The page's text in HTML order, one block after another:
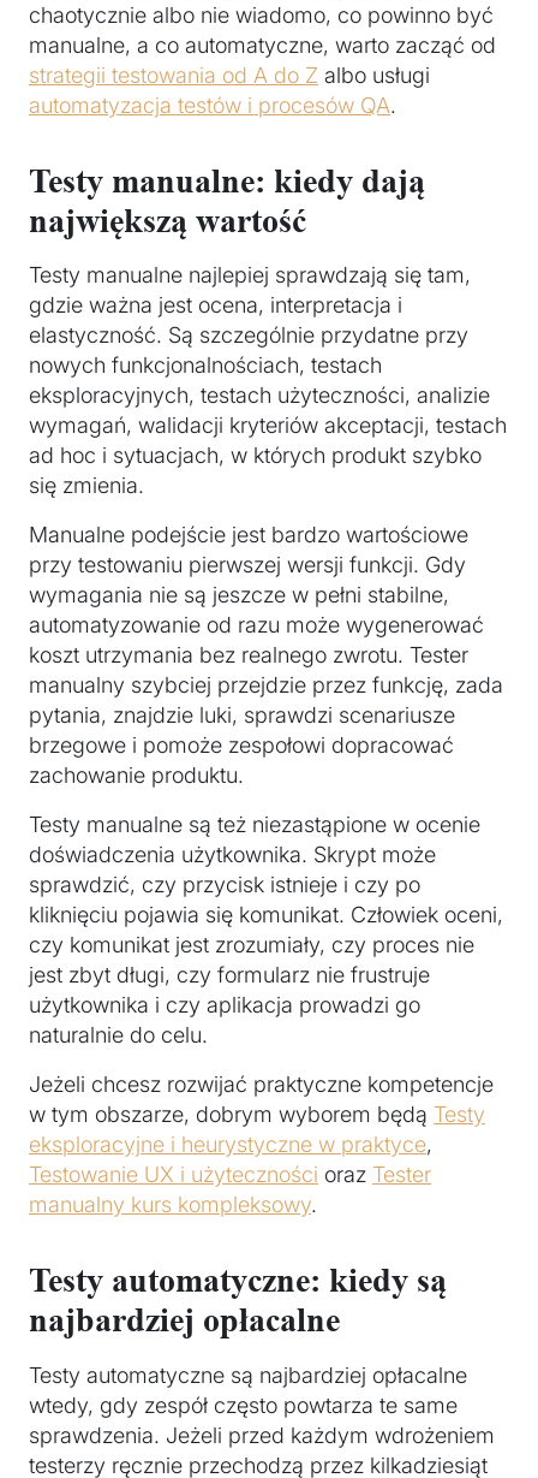
chaotycznie albo nie wiadomo, co powinno być
manualne, a co automatyczne, warto zacząć od
strategii testowania od A do Z albo usługi
automatyzacja testów i procesów QA.
Testy manualne: kiedy dają
największą wartość
Testy manualne najlepiej sprawdzają się tam,
gdzie ważna jest ocena, interpretacja i
elastyczność. Są szczególnie przydatne przy
nowych funkcjonalnościach, testach
eksploracyjnych, testach użyteczności, analizie
wymagań, walidacji kryteriów akceptacji, testach
ad hoc i sytuacjach, w których produkt szybko
się zmienia.
Manualne podejście jest bardzo wartościowe
przy testowaniu pierwszej wersji funkcji. Gdy
wymagania nie są jeszcze w pełni stabilne,
automatyzowanie od razu może wygenerować
koszt utrzymania bez realnego zwrotu. Tester
manualny szybciej przejdzie przez funkcję, zada
pytania, znajdzie luki, sprawdzi scenariusze
brzegowe i pomoże zespołowi dopracować
zachowanie produktu.
Testy manualne są też niezastąpione w ocenie
doświadczenia użytkownika. Skrypt może
sprawdzić, czy przycisk istnieje i czy po
kliknięciu pojawia się komunikat. Człowiek oceni,
czy komunikat jest zrozumiały, czy proces nie
jest zbyt długi, czy formularz nie frustruje
użytkownika i czy aplikacja prowadzi go
naturalnie do celu.
Jeżeli chcesz rozwijać praktyczne kompetencje
w tym obszarze, dobrym wyborem będą Testy
eksploracyjne i heurystyczne w praktyce,
Testowanie UX i użyteczności oraz Tester
manualny kurs kompleksowy.
Testy automatyczne: kiedy są
najbardziej opłacalne
Testy automatyczne są najbardziej opłacalne
wtedy, gdy zespół często powtarza te same
sprawdzenia. Jeżeli przed każdym wdrożeniem
testerzy ręcznie przechodzą przez kilkadziesiąt